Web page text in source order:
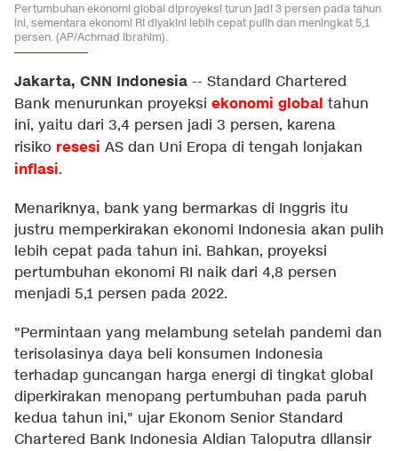
Pertumbuhan ekonomi global diproyeksi turun jadi 3 persen pada tahun
ini, sementara ekonomi RI diyakini lebih cepat pulih dan meningkat 5,1
persen. (AP/Achmad Ibrahim).
Jakarta, CNN Indonesia -- Standard Chartered
Bank menurunkan proyeksi ekonomi global tahun
ini, yaitu dari 3,4 persen jadi 3 persen, karena
risiko resesi AS dan Uni Eropa di tengah lonjakan
inflasi.
Menariknya, bank yang bermarkas di Inggris itu
justru memperkirakan ekonomi Indonesia akan pulih
lebih cepat pada tahun ini. Bahkan, proyeksi
pertumbuhan ekonomi RI naik dari 4,8 persen
menjadi 5,1 persen pada 2022.
"Permintaan yang melambung setelah pandemi dan
terisolasinya daya beli konsumen Indonesia
terhadap guncangan harga energi di tingkat global
diperkirakan menopang pertumbuhan pada paruh
kedua tahun ini," ujar Ekonom Senior Standard
Chartered Bank Indonesia Aldian Taloputra dllansir